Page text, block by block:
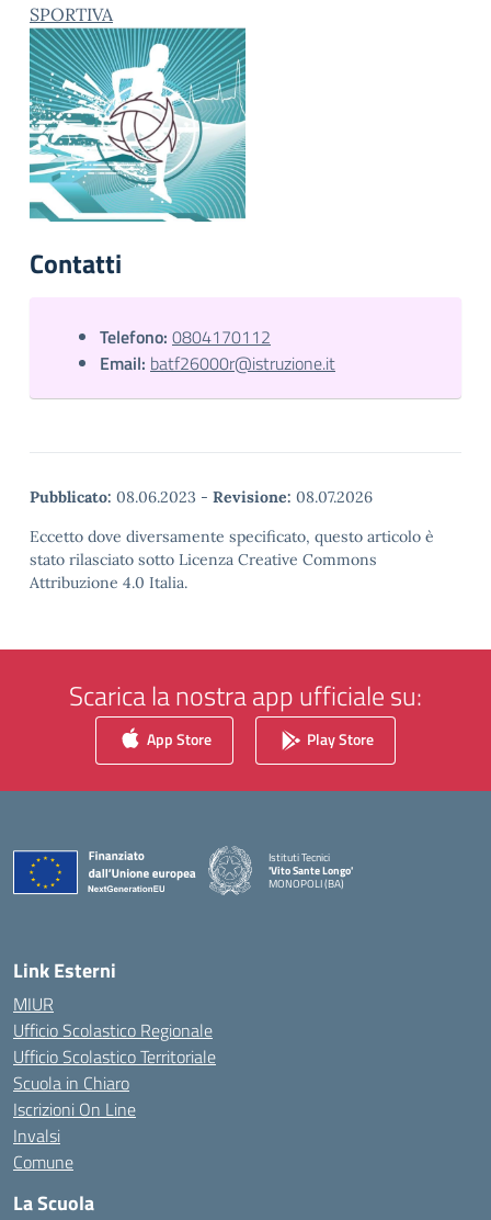
SPORTIVA
Contatti
Telefono: 0804170112
Email: batf26000r@istruzione.it
Pubblicato: 08.06.2023 - Revisione: 08.07.2026
Eccetto dove diversamente specificato, questo articolo è
stato rilasciato sotto Licenza Creative Commons
Attribuzione 4.0 Italia.
Scarica la nostra app ufficiale su:
App Store Play Store
Istituti Tecnici
'Vito Sante Longo'
MONOPOLI (BA)
Link Esterni
MIUR
Ufficio Scolastico Regionale
Ufficio Scolastico Territoriale
Scuola in Chiaro
Iscrizioni On Line
Invalsi
Comune
La Scuola